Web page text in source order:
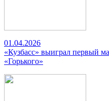
01.04.2026
«Кузбасс» выиграл первый
«Горького»